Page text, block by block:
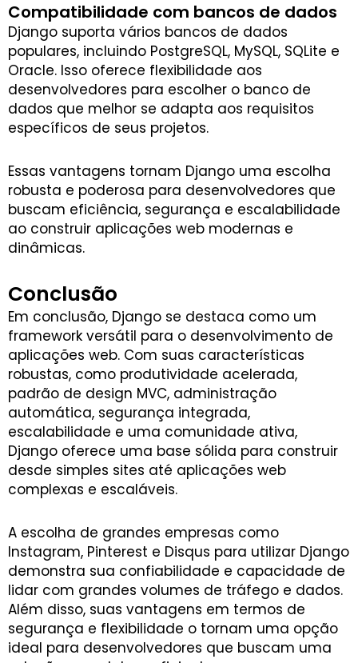
Compatibilidade com bancos de dados
Django suporta vários bancos de dados
populares, incluindo PostgreSQL, MySQL, SQLite e
Oracle. Isso oferece flexibilidade aos
desenvolvedores para escolher o banco de
dados que melhor se adapta aos requisitos
específicos de seus projetos.
Essas vantagens tornam Django uma escolha
robusta e poderosa para desenvolvedores que
buscam eficiência, segurança e escalabilidade
ao construir aplicações web modernas e
dinâmicas.
Conclusão
Em conclusão, Django se destaca como um
framework versátil para o desenvolvimento de
aplicações web. Com suas características
robustas, como produtividade acelerada,
padrão de design MVC, administração
automática, segurança integrada,
escalabilidade e uma comunidade ativa,
Django oferece uma base sólida para construir
desde simples sites até aplicações web
complexas e escaláveis.
A escolha de grandes empresas como
Instagram, Pinterest e Disqus para utilizar Django
demonstra sua confiabilidade e capacidade de
lidar com grandes volumes de tráfego e dados.
Além disso, suas vantagens em termos de
segurança e flexibilidade o tornam uma opção
ideal para desenvolvedores que buscam uma